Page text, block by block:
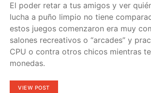
El poder retar a tus amigos y ver
lucha a puño limpio no tiene
estos juegos comenzaron era muy
salones recreativos o “arcades” y
CPU o contra otros chicos mientras
monedas.
VIEW POST